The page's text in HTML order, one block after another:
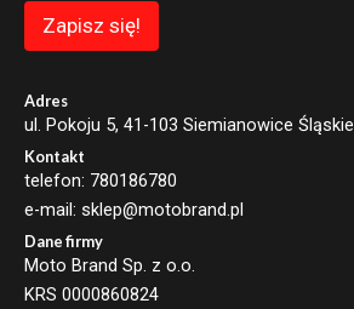
l
Zapisz się!
Adres
ul. Pokoju 5, 41-103 Siemianowice Śląskie
Kontakt
telefon: 780186780
e-mail: sklep@motobrand.pl
Dane firmy
Moto Brand Sp. z o.o.
KRS 0000860824